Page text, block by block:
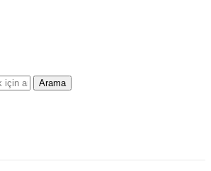
Arama